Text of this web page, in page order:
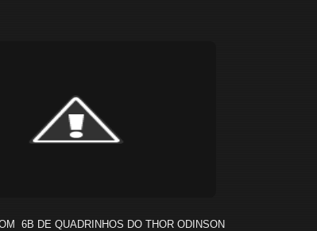
6B DE QUADRINHOS DO THOR ODINSON